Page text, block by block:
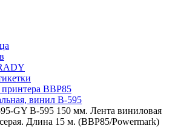
BBP85
винил В-595
GY B-595 150 мм. Лента виниловая
Длина 15 м. (BBP85/Powermark)